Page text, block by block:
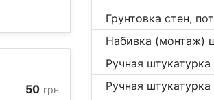
50 грн
Грунтовка стен,
Набивка (монтаж)
Ручная
Ручная